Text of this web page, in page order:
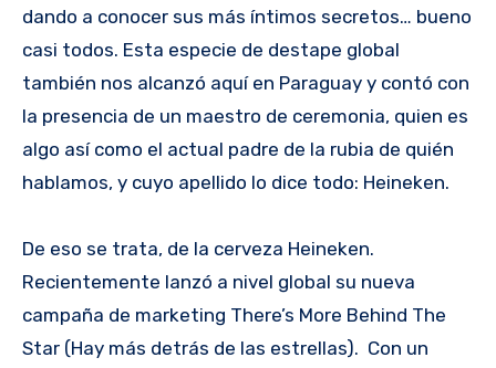
dando a conocer sus más íntimos secretos… bueno
casi todos. Esta especie de destape global
también nos alcanzó aquí en Paraguay y contó con
la presencia de un maestro de ceremonia, quien es
algo así como el actual padre de la rubia de quién
hablamos, y cuyo apellido lo dice todo: Heineken.
De eso se trata, de la cerveza Heineken.
Recientemente lanzó a nivel global su nueva
campaña de marketing There’s More Behind The
Star (Hay más detrás de las estrellas). Con un